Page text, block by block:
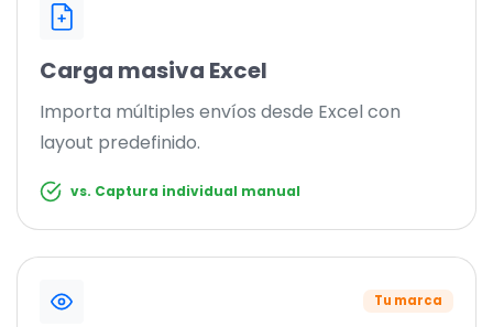
Carga masiva Excel
Importa múltiples envíos desde Excel con
layout predefinido.
vs. Captura individual manual
Tu marca